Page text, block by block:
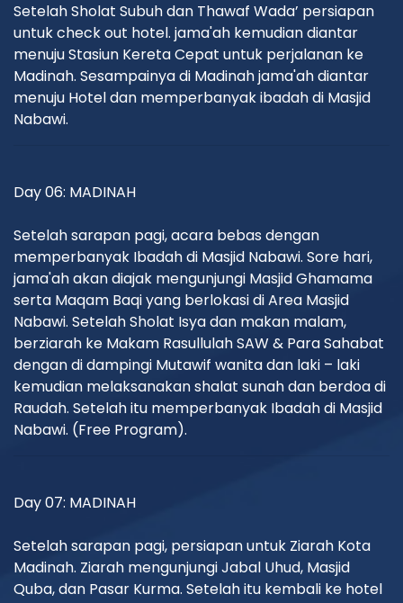
Setelah Sholat Subuh dan Thawaf Wada’ persiapan
untuk check out hotel. jama'ah kemudian diantar
menuju Stasiun Kereta Cepat untuk perjalanan ke
Madinah. Sesampainya di Madinah jama'ah diantar
menuju Hotel dan memperbanyak ibadah di Masjid
Nabawi.
Day 06: MADINAH
Setelah sarapan pagi, acara bebas dengan
memperbanyak Ibadah di Masjid Nabawi. Sore hari,
jama'ah akan diajak mengunjungi Masjid Ghamama
serta Maqam Baqi yang berlokasi di Area Masjid
Nabawi. Setelah Sholat Isya dan makan malam,
berziarah ke Makam Rasullulah SAW & Para Sahabat
dengan di dampingi Mutawif wanita dan laki – laki
kemudian melaksanakan shalat sunah dan berdoa di
Raudah. Setelah itu memperbanyak Ibadah di Masjid
Nabawi. (Free Program).
Day 07: MADINAH
Setelah sarapan pagi, persiapan untuk Ziarah Kota
Madinah. Ziarah mengunjungi Jabal Uhud, Masjid
Quba, dan Pasar Kurma. Setelah itu kembali ke hotel